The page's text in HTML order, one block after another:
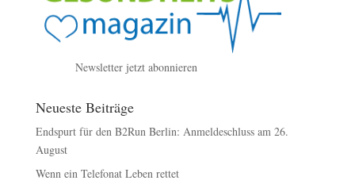
Newsletter jetzt abonnieren
Neueste Beiträge
Endspurt für den B2Run Berlin: Anmeldeschluss am 26.
August
Wenn ein Telefonat Leben rettet